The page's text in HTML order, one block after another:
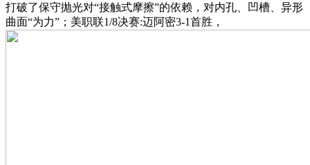
打破了保守抛光对“接触式摩擦”的依赖，对内孔、凹槽、异形
曲面“为力”；美职联1/8决赛:迈阿密3-1首胜，